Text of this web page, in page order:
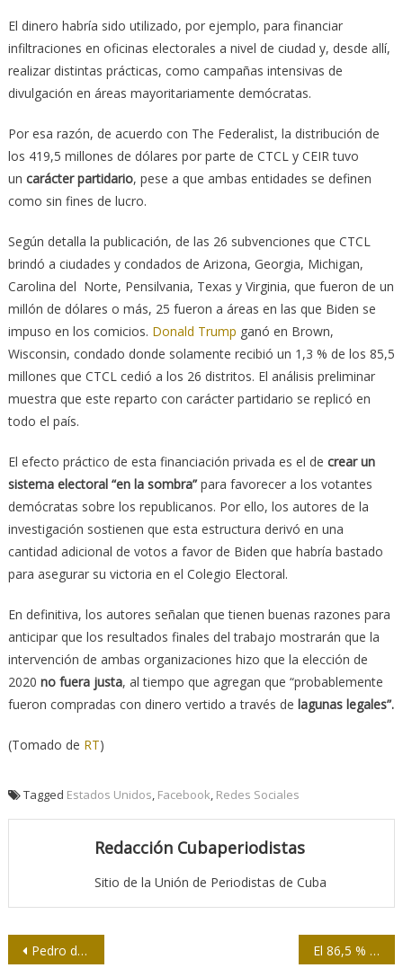
El dinero habría sido utilizado, por ejemplo, para financiar
infiltraciones en oficinas electorales a nivel de ciudad y, desde allí,
realizar distintas prácticas, como campañas intensivas de
divulgación en áreas mayoritariamente demócratas.
Por esa razón, de acuerdo con The Federalist, la distribución de
los 419,5 millones de dólares por parte de CTCL y CEIR tuvo
un carácter partidario, pese a que ambas entidades se definen
como sin fines de lucro.
Según detalla la publicación, de las 26 subvenciones que CTCL
brindó a ciudades y condados de Arizona, Georgia, Michigan,
Carolina del Norte, Pensilvania, Texas y Virginia, que fueron de un
millón de dólares o más, 25 fueron a áreas en las que Biden se
impuso en los comicios. Donald Trump ganó en Brown,
Wisconsin, condado donde solamente recibió un 1,3 % de los 85,5
millones que CTCL cedió a los 26 distritos. El análisis preliminar
muestra que este reparto con carácter partidario se replicó en
todo el país.
El efecto práctico de esta financiación privada es el de crear un
sistema electoral “en la sombra”para favorecer a los votantes
demócratas sobre los republicanos. Por ello, los autores de la
investigación sostienen que esta estructura derivó en una
cantidad adicional de votos a favor de Biden que habría bastado
para asegurar su victoria en el Colegio Electoral.
En definitiva, los autores señalan que tienen buenas razones para
anticipar que los resultados finales del trabajo mostrarán que la
intervención de ambas organizaciones hizo que la elección de
2020 no fuera justa, al tiempo que agregan que “probablemente
fueron compradas con dinero vertido a través de lagunas legales”.
(Tomado de RT)
Tagged Estados Unidos Facebook Redes Sociales
Redacción Cubaperiodistas
Sitio de la Unión de Periodistas de Cuba
Navegación
Pedro de Oraá: 90 aniversario de su natalicio El 86,5 % de la población cubana ya tiene al menos una dosis de vacunas anti-COVID-19